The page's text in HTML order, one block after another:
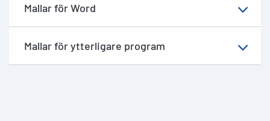
Mallar för Word
Mallar för ytterligare program